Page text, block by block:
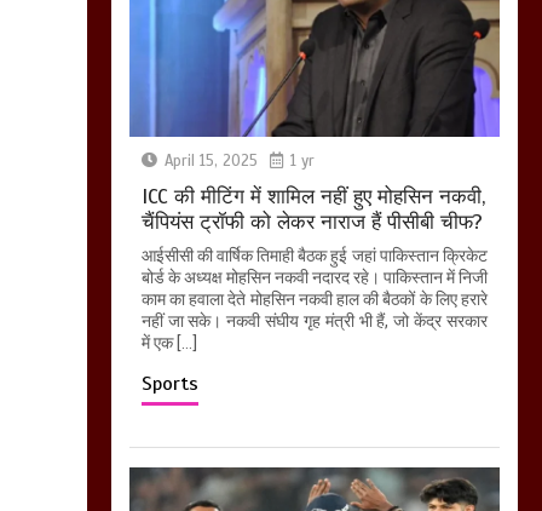
April 15, 2025 1 yr
ICC की मीटिंग में शामिल नहीं हुए मोहसिन नकवी,
चैंपियंस ट्रॉफी को लेकर नाराज हैं पीसीबी चीफ?
आईसीसी की वार्षिक तिमाही बैठक हुई जहां पाकिस्तान क्रिकेट
बोर्ड के अध्यक्ष मोहसिन नकवी नदारद रहे। पाकिस्तान में निजी
काम का हवाला देते मोहसिन नकवी हाल की बैठकों के लिए हरारे
नहीं जा सके। नकवी संघीय गृह मंत्री भी हैं, जो केंद्र सरकार
में एक […]
Sports